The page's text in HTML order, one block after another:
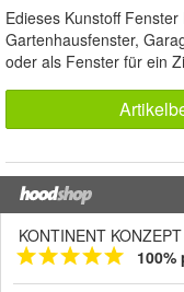
Edieses Kunstoff
Gartenhausfenster,
oder als Fenster für ein
KONTINENT KONZEPT